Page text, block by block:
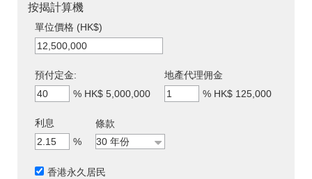
按揭計算機
單位價格 (HK$)
預付定金:
% HK$ 5,000,000
地產代理佣金
% HK$ 125,000
利息
%
條款
香港永久居民